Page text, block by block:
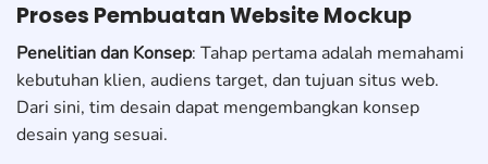
Proses Pembuatan Website Mockup
Penelitian dan Konsep: Tahap pertama adalah memahami
kebutuhan klien, audiens target, dan tujuan situs web.
Dari sini, tim desain dapat mengembangkan konsep
desain yang sesuai.